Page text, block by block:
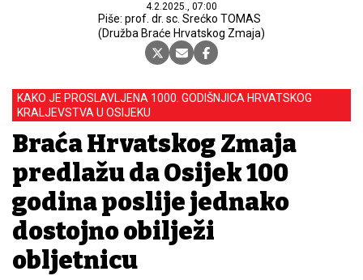
4.2.2025., 07:00
Piše: prof. dr. sc. Srećko TOMAS
(Družba Braće Hrvatskog Zmaja)
KAKO JE PROSLAVLJENA 1000. GODIŠNJICA HRVATSKOG
KRALJEVSTVA U OSIJEKU
Braća Hrvatskog Zmaja
predlažu da Osijek 100
godina poslije jednako
dostojno obilježi
obljetnicu